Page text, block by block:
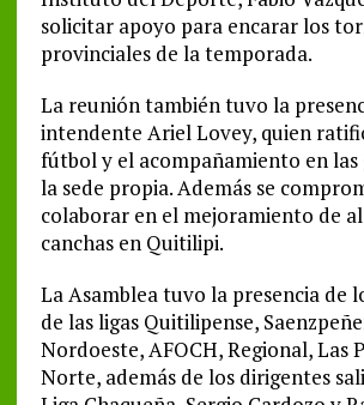
solicitar apoyo para encarar los
provinciales de la temporada.
La reunión también tuvo la
intendente Ariel Lovey, quien
fútbol y el acompañamiento en las
la sede propia. Además se
colaborar en el mejoramiento de
canchas en Quitilipi.
La Asamblea tuvo la presencia de
de las ligas Quitilipense,
Nordoeste, AFOCH, Regional, Las
Norte, además de los dirigentes